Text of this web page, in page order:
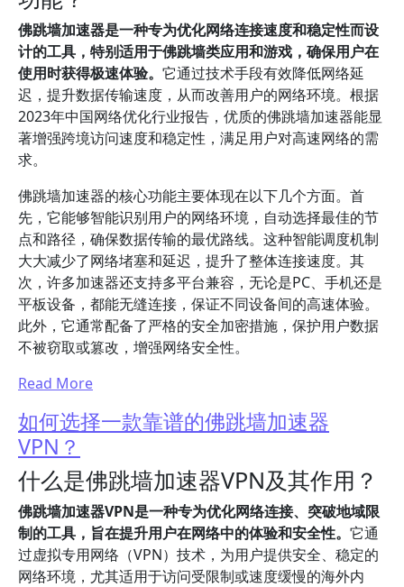
佛跳墙加速器是一种专为优化网络连接速度和稳定性而设
计的工具，特别适用于佛跳墙类应用和游戏，确保用户在
使用时获得极速体验。 它通过技术手段有效降低网络延
迟，提升数据传输速度，从而改善用户的网络环境。根据
2023年中国网络优化行业报告，优质的佛跳墙加速器能显
著增强跨境访问速度和稳定性，满足用户对高速网络的需
求。
佛跳墙加速器的核心功能主要体现在以下几个方面。首
先，它能够智能识别用户的网络环境，自动选择最佳的节
点和路径，确保数据传输的最优路线。这种智能调度机制
大大减少了网络堵塞和延迟，提升了整体连接速度。其
次，许多加速器还支持多平台兼容，无论是PC、手机还是
平板设备，都能无缝连接，保证不同设备间的高速体验。
此外，它通常配备了严格的安全加密措施，保护用户数据
不被窃取或篡改，增强网络安全性。
Read More
如何选择一款靠谱的佛跳墙加速器
VPN？
什么是佛跳墙加速器VPN及其作用？
佛跳墙加速器VPN是一种专为优化网络连接、突破地域限
制的工具，旨在提升用户在网络中的体验和安全性。 它通
过虚拟专用网络（VPN）技术，为用户提供安全、稳定的
网络环境，尤其适用于访问受限制或速度缓慢的海外内